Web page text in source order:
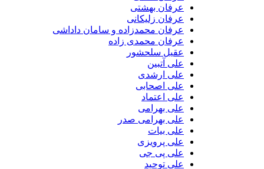
عرفان بهشتی
عرفان زلیکانی
عرفان محمدزاده و سامان داداشی
عرفان محمدی زاده
عقیل سلحشور
علی آتبین
علی ارشدی
علی اصحابی
علی اعتماد
علی بهرامی
علی بهرامی صدر
علی بیات
علی پرویزی
علی پی جی
علی توحید